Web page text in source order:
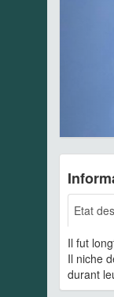
Etat
Il fut
Il niche
durant